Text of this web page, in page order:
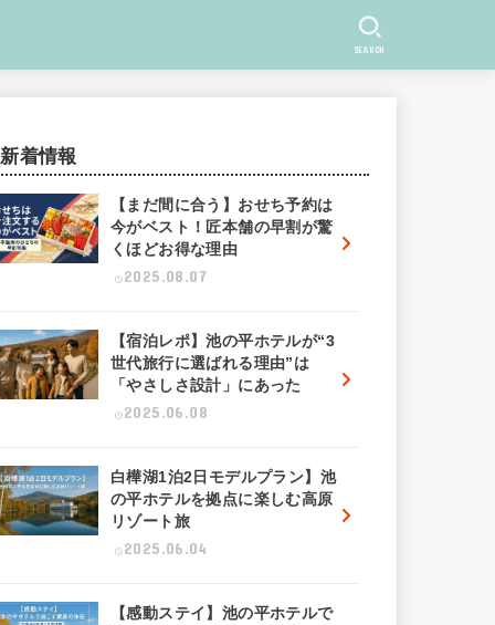
SEARCH
新着情報
【まだ間に合う】おせち予約は
今がベスト！匠本舗の早割が驚
くほどお得な理由
2025.08.07
【宿泊レポ】池の平ホテルが“3
世代旅行に選ばれる理由”は
「やさしさ設計」にあった
2025.06.08
白樺湖1泊2日モデルプラン】池
の平ホテルを拠点に楽しむ高原
リゾート旅
2025.06.04
【感動ステイ】池の平ホテルで